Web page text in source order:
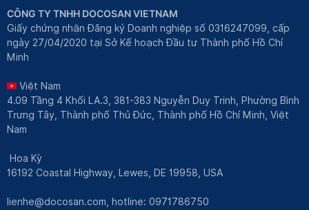
CÔNG TY TNHH DOCOSAN VIETNAM
Giấy chứng nhận Đăng ký Doanh nghiệp số 0316247099, cấp
ngày 27/04/2020 tại Sở Kế hoạch Đầu tư Thành phố Hồ Chí
Minh
Việt Nam
4.09 Tầng 4 Khối LA.3, 381-383 Nguyễn Duy Trinh, Phường Bình
Trưng Tây, Thành phố Thủ Đức, Thành phố Hồ Chí Minh, Việt
Nam
Hoa Kỳ
16192 Coastal Highway, Lewes, DE 19958, USA
lienhe@docosan.com , hotline: 0971786750